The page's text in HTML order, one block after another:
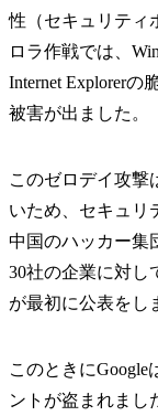
性（セキュリティ
ロラ作戦では、
Internet Explorer
被害が出ました。
このゼロデイ攻撃
いため、セキュリ
中国のハッカー集
30社の企業に対し
が最初に公表をし
このときにGoogle
ントが盗まれまし